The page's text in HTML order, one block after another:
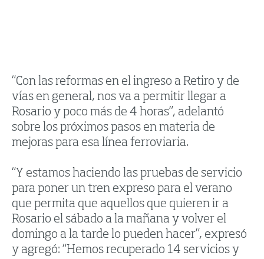
“Con las reformas en el ingreso a Retiro y de
vías en general, nos va a permitir llegar a
Rosario y poco más de 4 horas”, adelantó
sobre los próximos pasos en materia de
mejoras para esa línea ferroviaria.
“Y estamos haciendo las pruebas de servicio
para poner un tren expreso para el verano
que permita que aquellos que quieren ir a
Rosario el sábado a la mañana y volver el
domingo a la tarde lo pueden hacer”, expresó
y agregó: “Hemos recuperado 14 servicios y